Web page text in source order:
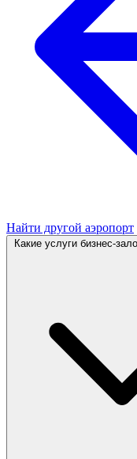
Найти другой аэропорт
Какие услуги бизнес-